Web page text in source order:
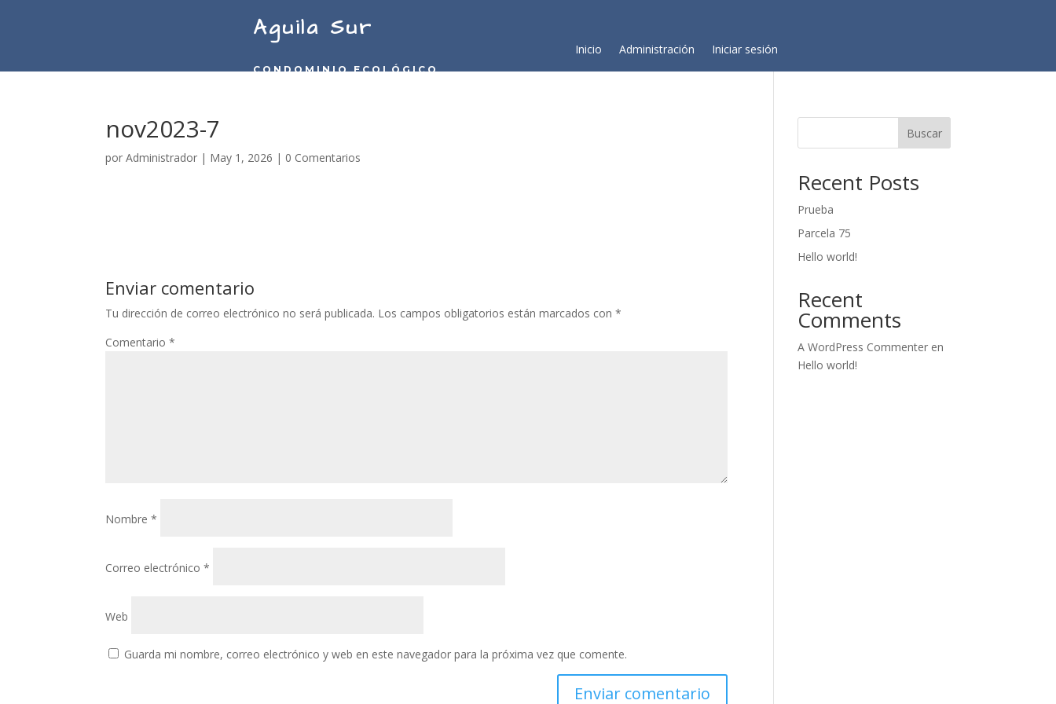
Aguila Sur
CONDOMINIO ECOLÓGICO
Inicio Administración Iniciar sesión
nov2023-7
porAdministrador | May 1, 2026 | 0 Comentarios
Enviar comentario
Tu dirección de correo electrónico no será publicada. Los campos obligatorios están marcados con*
Comentario*
Nombre*
Correo electrónico*
Web
Guarda mi nombre, correo electrónico y web en este navegador para la próxima vez que comente.
Buscar
Recent Posts
Prueba
Parcela 75
Hello world!
Recent
Comments
A WordPress Commenter en
Hello world!